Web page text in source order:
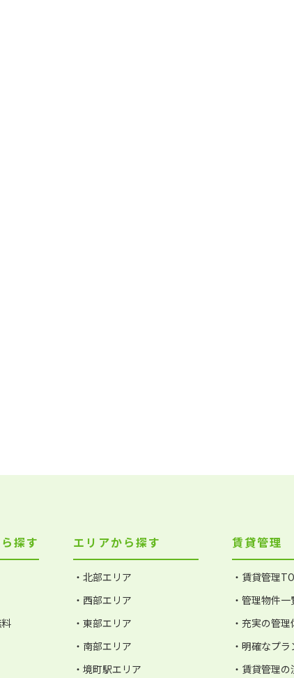
探す エリアから探す
・北部エリア
・西部エリア
・東部エリア
・南部エリア
・境町駅エリア
賃貸管理
・賃貸管理
・管理物件一
・充実の管理
・明確なプラ
・賃貸管理の